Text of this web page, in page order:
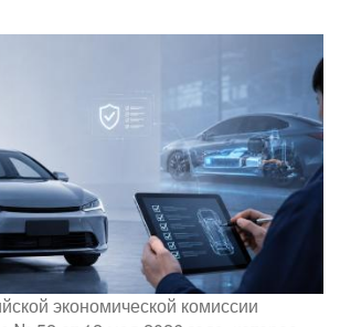
экономической комиссии